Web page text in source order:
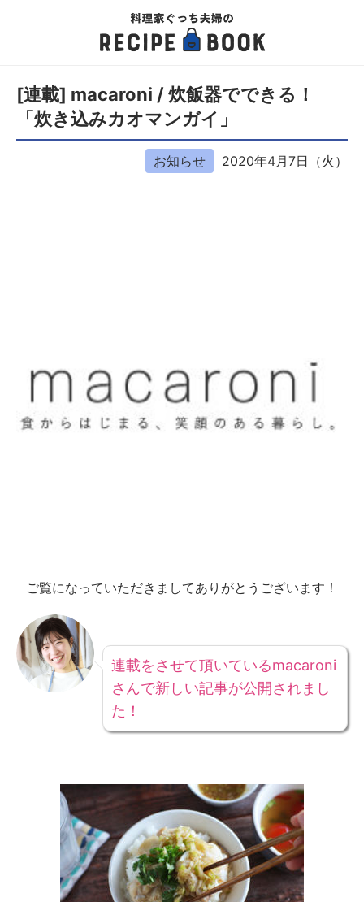
[連載] macaroni / 炊飯器でできる！
「炊き込みカオマンガイ」
お知らせ 2020年4月7日（火）
ご覧になっていただきましてありがとうございます！
連載をさせて頂いているmacaroni
さんで新しい記事が公開されまし
た！